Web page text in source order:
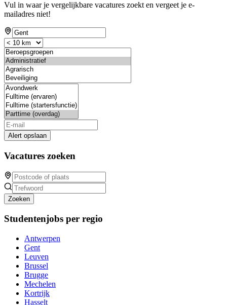
Vul in waar je vergelijkbare vacatures zoekt en vergeet je e-
mailadres niet!
Alert opslaan
Vacatures zoeken
Zoeken
Studentenjobs per regio
Antwerpen
Gent
Leuven
Brussel
Brugge
Mechelen
Kortrijk
Hasselt